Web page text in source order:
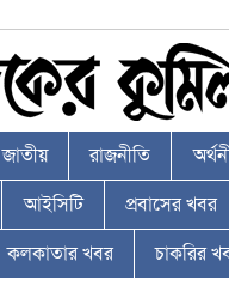
জাতীয় রাজনীতি
আইসিটি প্রবাসের খবর
কলকাতার খবর চাকরির